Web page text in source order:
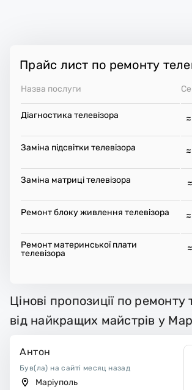
Прайс лист по ремонту
Назва послуги
Діагностика телевізора
Заміна підсвітки телевізора
Заміна матриці телевізора
Ремонт блоку живлення телевізора
Ремонт материнської плати
телевізора
Цінові пропозиції по ремонту
від найкращих майстрів у
Антон
Був(ла) на сайті месяц назад
Маріуполь